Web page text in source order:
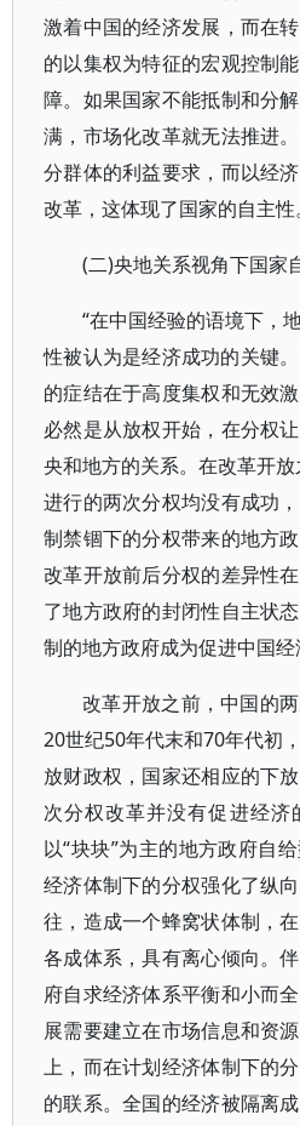
激着中国的经济发展，而在
的以集权为特征的宏观控制
障。如果国家不能抵制和分
满，市场化改革就无法推进
分群体的利益要求，而以经
改革，这体现了国家的自主性。
(二)央地关系视角下国家
“在中国经验的语境下，
性被认为是经济成功的关键
的症结在于高度集权和无效
必然是从放权开始，在分权
央和地方的关系。在改革开
进行的两次分权均没有成功
制禁锢下的分权带来的地方
改革开放前后分权的差异性
了地方政府的封闭性自主状
制的地方政府成为促进中国经
改革开放之前，中国的
20世纪50年代末和70年代初
放财政权，国家还相应的下
次分权改革并没有促进经济
以“块块”为主的地方政府自
经济体制下的分权强化了纵
往，造成一个蜂窝状体制，
各成体系，具有离心倾向。
府自求经济体系平衡和小而
展需要建立在市场信息和资
上，而在计划经济体制下的
的联系。全国的经济被隔离